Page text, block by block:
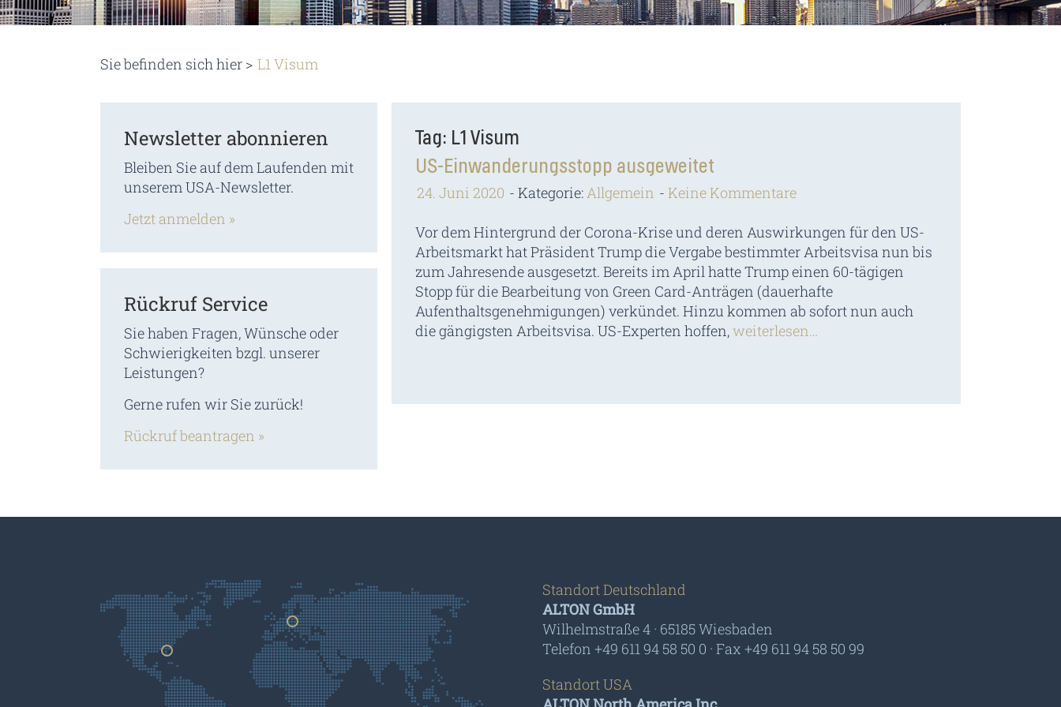
Sie befinden sich hier > L1 Visum
Tag: L1 Visum
US-Einwanderungsstopp ausgeweitet
24. Juni 2020 Kategorie:Allgemein Keine Kommentare
Vor dem Hintergrund der Corona-Krise und deren Auswirkungen für den US-
Arbeitsmarkt hat Präsident Trump die Vergabe bestimmter Arbeitsvisa nun bis
zum Jahresende ausgesetzt. Bereits im April hatte Trump einen 60-tägigen
Stopp für die Bearbeitung von Green Card-Anträgen (dauerhafte
Aufenthaltsgenehmigungen) verkündet. Hinzu kommen ab sofort nun auch
die gängigsten Arbeitsvisa. US-Experten hoffen,weiterlesen…
Newsletter abonnieren
Bleiben Sie auf dem Laufenden mit
unserem USA-Newsletter.
Jetzt anmelden »
Rückruf Service
Sie haben Fragen, Wünsche oder
Schwierigkeiten bzgl. unserer
Leistungen?
Gerne rufen wir Sie zurück!
Rückruf beantragen »
Germany
Usa
Standort Deutschland
ALTON GmbH
Wilhelmstraße 4 · 65185 Wiesbaden
Telefon +49 611 94 58 50 0 · Fax +49 611 94 58 50 99
Standort USA